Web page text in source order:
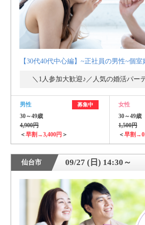
【30代40代中心編】~正社員の男性~個
＼1人参加大歓迎♪／人気の婚活パー
男性 募集中
30～49歳
4,900円
＜早割→3,400円 ＞
女性
30～49歳
1,500円
＜早割→0
仙台市 09/27 (日) 14:30～